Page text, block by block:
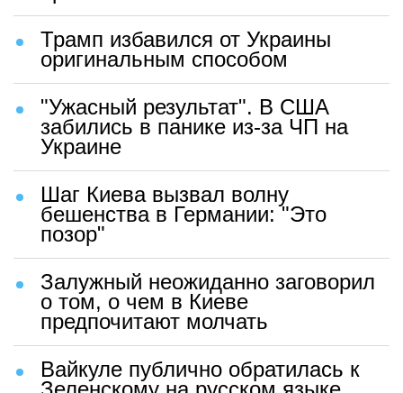
Трамп избавился от Украины
оригинальным способом
"Ужасный результат". В США
забились в панике из-за ЧП на
Украине
Шаг Киева вызвал волну
бешенства в Германии: "Это
позор"
Залужный неожиданно заговорил
о том, о чем в Киеве
предпочитают молчать
Вайкуле публично обратилась к